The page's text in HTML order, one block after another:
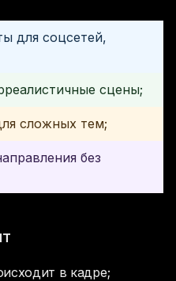
для соцсетей,
сцены;
сложных тем;
без
в кадре;